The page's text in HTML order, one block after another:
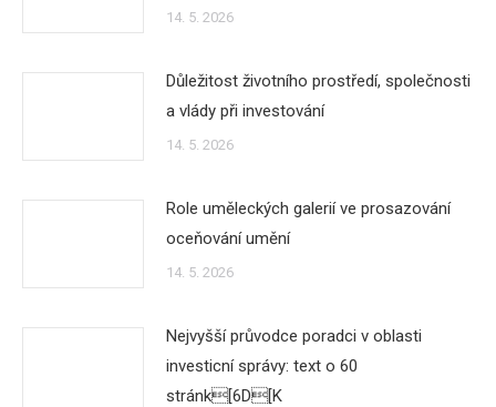
14. 5. 2026
Důležitost životního prostředí, společnosti
a vlády při investování
14. 5. 2026
Role uměleckých galerií ve prosazování
oceňování umění
14. 5. 2026
Nejvyšší průvodce poradci v oblasti
investicní správy: text o 60
stránk[6D[K